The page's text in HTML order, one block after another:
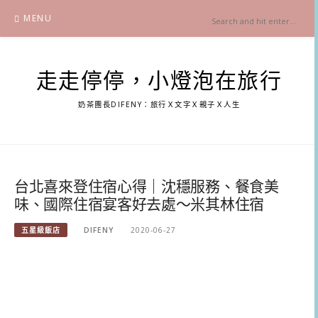
content
MENU
走走停停，小燈泡在旅行
奶茶團長DIFENY：旅行Ｘ文字Ｘ親子Ｘ人生
台北喜來登住宿心得｜沈穩服務、餐食美
味、國際住宿宴客好去處～米其林住宿
五星級飯店 DIFENY 2020-06-27